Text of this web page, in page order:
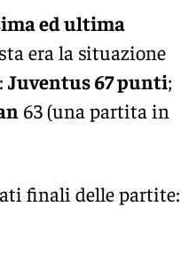
ed ultima
era la situazione
Juventus 67 punti;
63 (una partita in
finali delle partite: